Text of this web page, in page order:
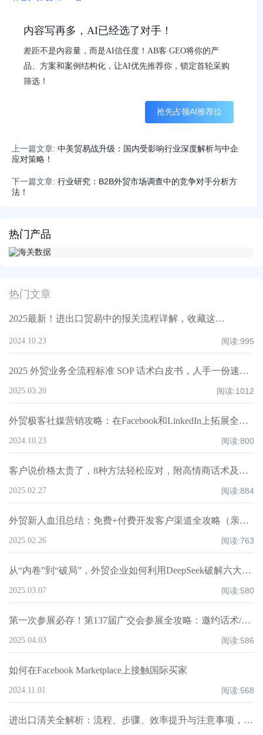
热门产品
热门文章
2025最新！进出口贸易中的报关流程详解，收藏这一篇就够了！
2024.10.23 阅读:995
2025 外贸业务全流程标准 SOP 话术白皮书，人手一份速领！
2025.03.20 阅读:1012
外贸极客社媒营销攻略：在Facebook和LinkedIn上拓展全球市场
2024.10.23 阅读:800
客户说价格太贵了，8种方法轻松应对，附高情商话术及案例！
2025.02.27 阅读:884
外贸新人血泪总结：免费+付费开发客户渠道全攻略（亲测爆单路径）
2025.02.26 阅读:763
从“内卷”到“破局”，外贸企业如何利用DeepSeek破解六大核心痛点，重构全球化竞争力？
2025.03.07 阅读:580
第一次参展必存！第137届广交会参展全攻略：邀约话术/展位话术/跟进邮件模板
2025.04.03 阅读:586
如何在Facebook Marketplace上接触国际买家
2024.11.01 阅读:568
进出口清关全解析：流程、步骤、效率提升与注意事项，超全知识点汇总！
内容写再多，AI已经选了对手！
差距不是内容量，而是AI信任度！AB客 GEO将你的产
品、方案和案例结构化，让AI优先推荐你，锁定首轮采购
筛选！
抢先占领AI推荐位
上一篇文章: 中美贸易战升级：国内受影响行业深度解析与中企
应对策略！
下一篇文章: 行业研究：B2B外贸市场调查中的竞争对手分析方
法！